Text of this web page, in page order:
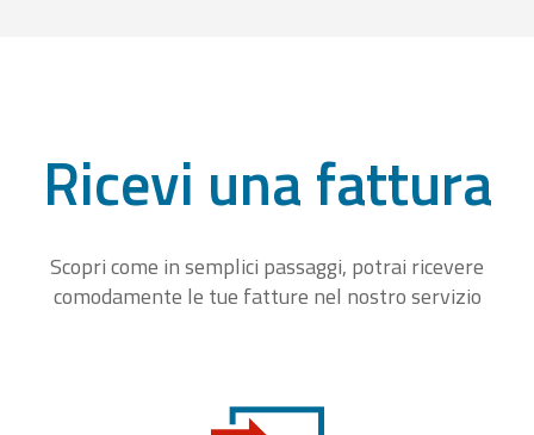
Ricevi una fattura
Scopri come in semplici passaggi, potrai ricevere
comodamente le tue fatture nel nostro servizio